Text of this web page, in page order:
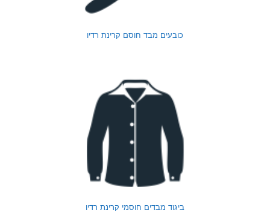
כובעים מבד חוסם קרינת רדיו
ביגוד מבדים חוסמי קרינת רדיו